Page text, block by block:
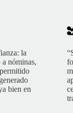
la
a nóminas,
bien en